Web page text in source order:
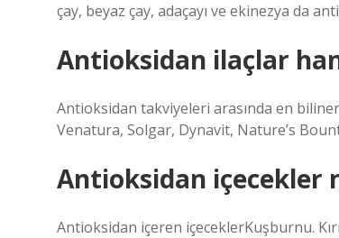
çay, beyaz çay, adaçayı ve ekinezya da
Antioksidan ilaçlar
Antioksidan takviyeleri arasında en
Venatura, Solgar, Dynavit, Nature’s
Antioksidan içecekler
Antioksidan içeren içeceklerKuşburnu.